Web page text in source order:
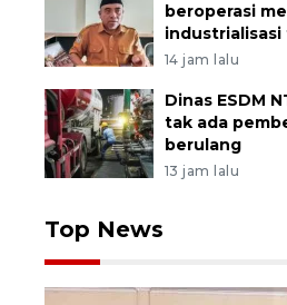
beroperasi
industrialisasi
14 jam lalu
Dinas ESDM
tak ada
berulang
13 jam lalu
Top News